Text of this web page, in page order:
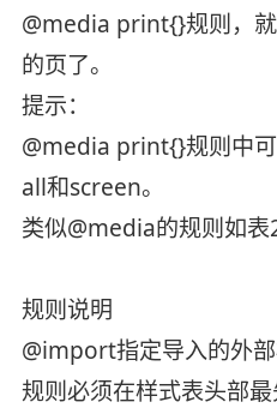
@media print{}规则，
的页了。
提示：
@media print{}规则中
all和screen。
类似@media的规则如表
规则说明
@import指定导入的外
规则必须在样式表头部